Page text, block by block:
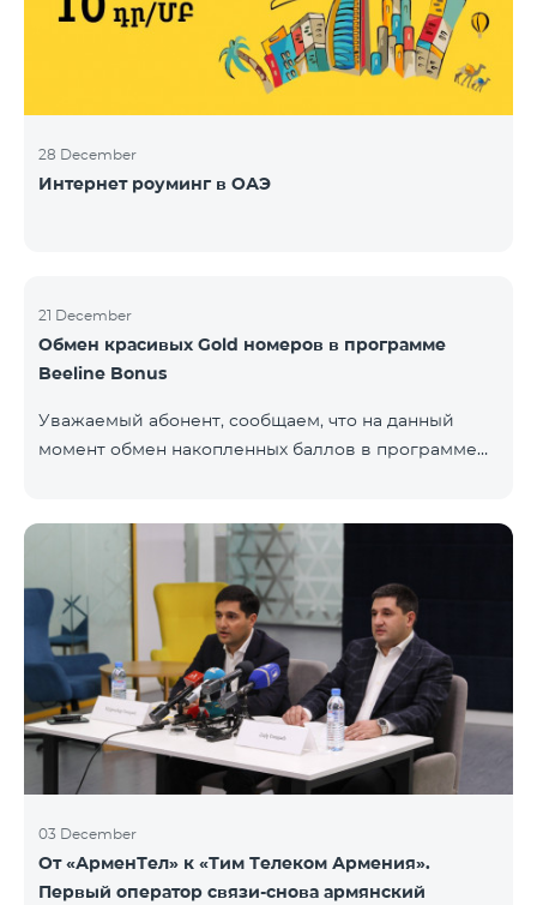
28 December
Интернет роуминг в ОАЭ
21 December
Обмен красивых Gold номеров в программе
Beeline Bonus
Уважаемый абонент, сообщаем, что на данный
момент обмен накопленных баллов в программе
категорий: Nickel, Bronze, Silver, Platinum.
03 December
От «АрменТел» к «Тим Телеком Армения».
Первый оператор связи-снова армянский